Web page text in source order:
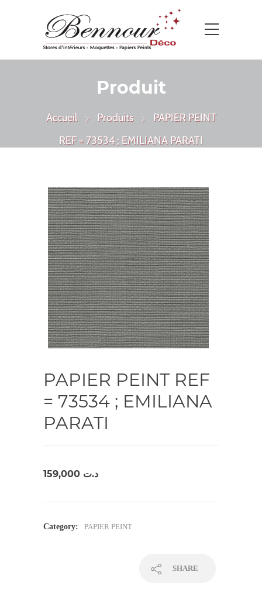
Produit
Accueil Produits
PAPIER PEINT
REF = 73534 ; EMILIANA PARATI
PAPIER PEINT REF
= 73534 ; EMILIANA
PARATI
د.ت
Category: PAPIER PEINT
SHARE